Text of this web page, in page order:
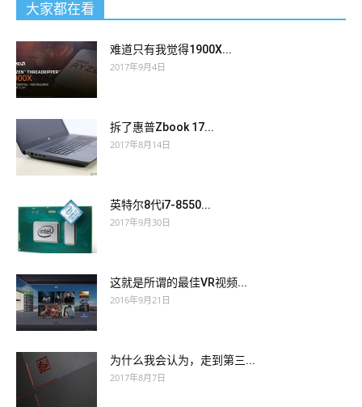
大家都在看
难道只有我觉得1900X...
2017年9月4日
拆了惠普Zbook 17...
2017年8月14日
英特尔8代i7-8550...
2017年9月30日
这就是所谓的最佳VR视频...
2016年9月21日
为什么我会认为，走到第三...
2017年8月7日